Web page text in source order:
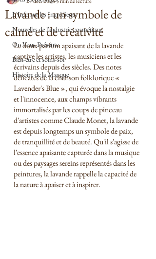
L'Info sur les Ingrédients
Nouvelles de l'industrie cosmétique
On Vous Présente
Bien-être et soins-soi
Histoire de la Marque
Lavande : un symbole de
calme et de créativité
Le doux parfum apaisant de la lavande
captive les artistes, les musiciens et les
écrivains depuis des siècles. Des notes
délicates de la chanson folklorique «
Lavender's Blue », qui évoque la nostalgie
et l'innocence, aux champs vibrants
immortalisés par les coups de pinceau
d'artistes comme Claude Monet, la lavande
est depuis longtemps un symbole de paix,
de tranquillité et de beauté. Qu'il s'agisse de
l'essence apaisante capturée dans la musique
ou des paysages sereins représentés dans les
peintures, la lavande rappelle la capacité de
la nature à apaiser et à inspirer.